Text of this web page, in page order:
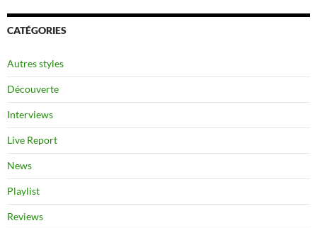
CATÉGORIES
Autres styles
Découverte
Interviews
Live Report
News
Playlist
Reviews